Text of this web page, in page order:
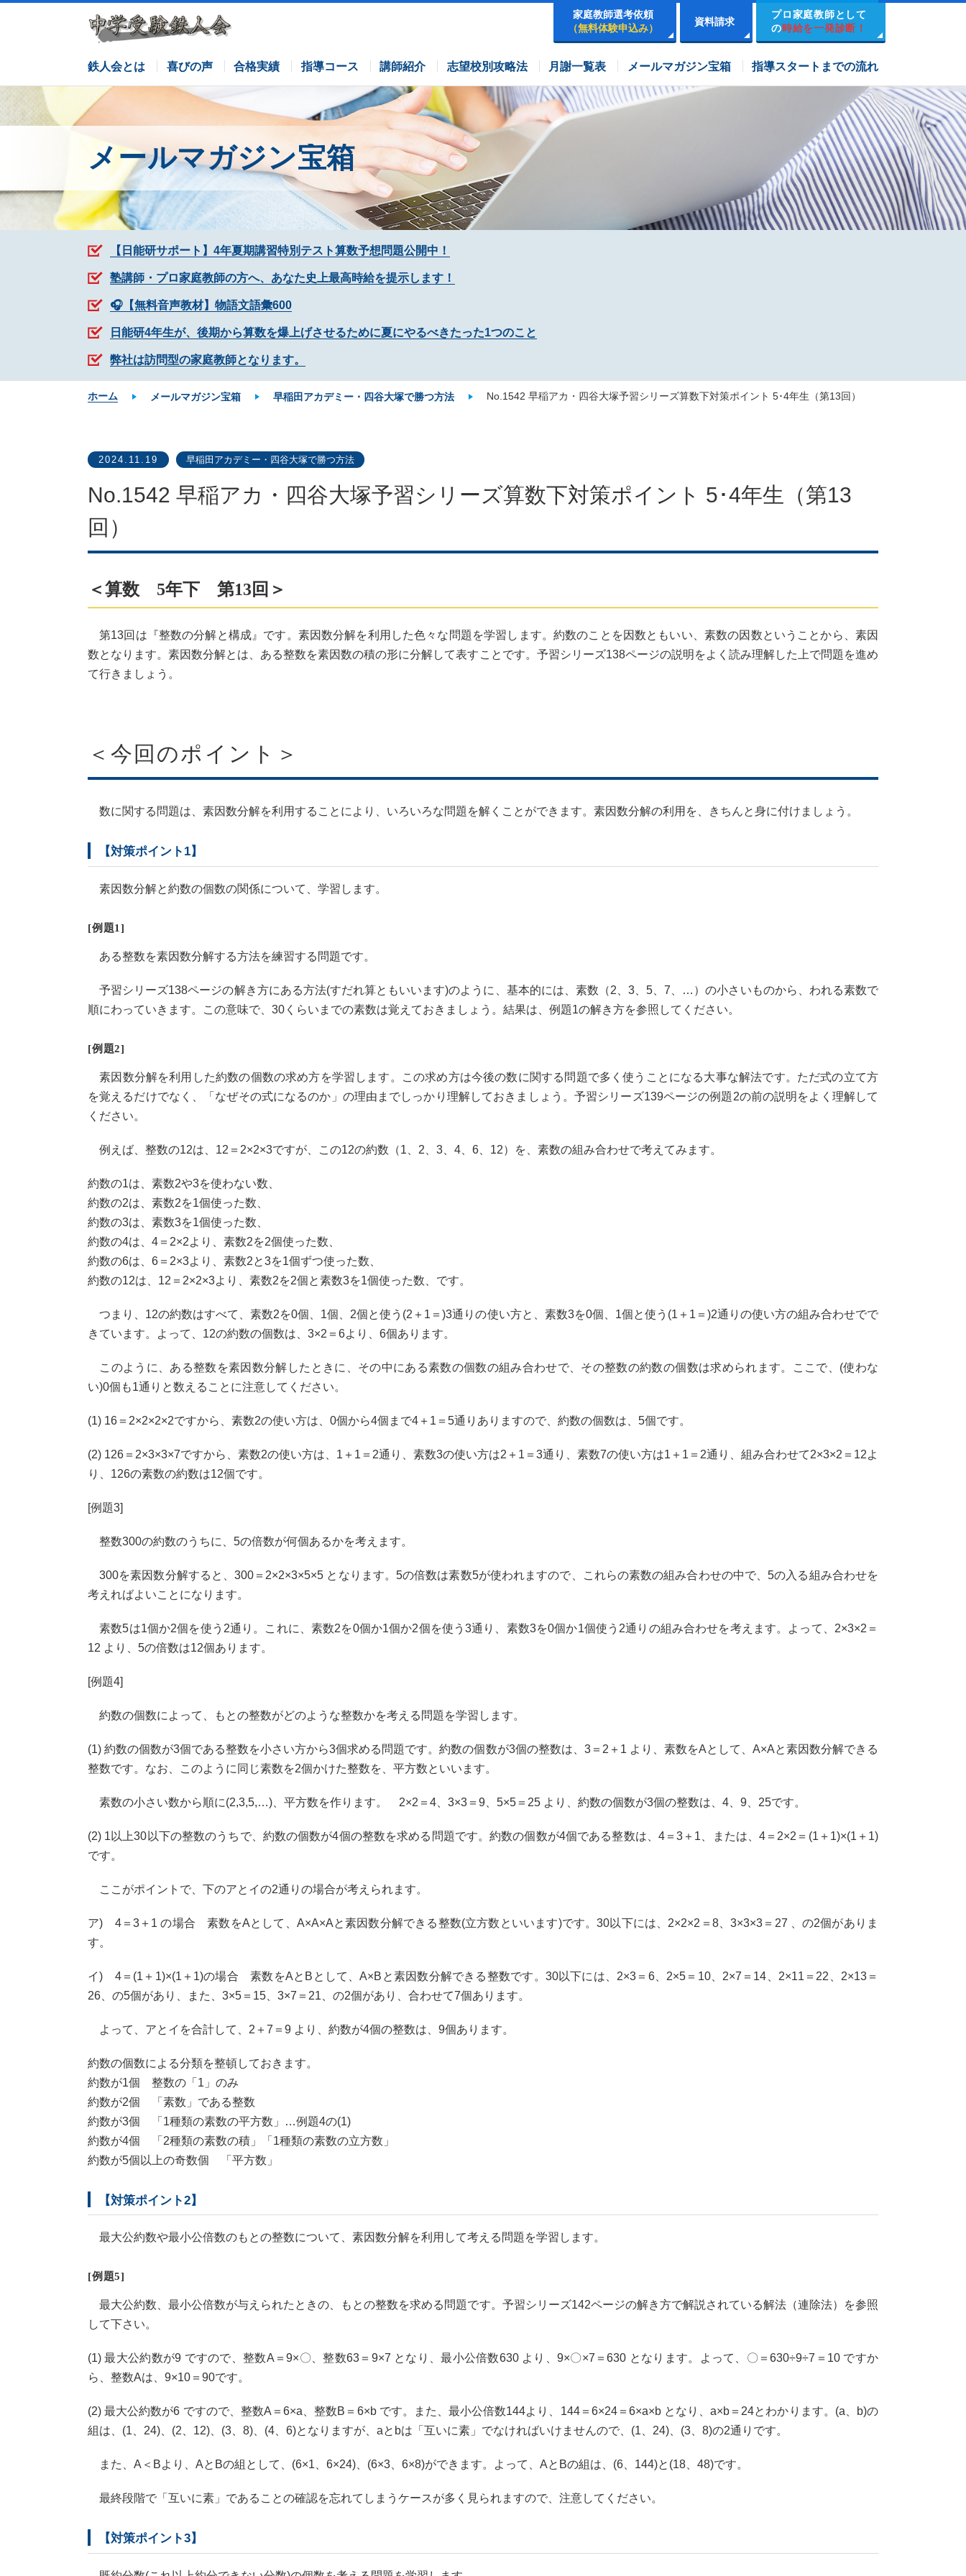
家庭教師選考依頼
（無料体験申込み）
資料請求
プロ家庭教師として
の時給を一発診断！
鉄人会とは 喜びの声 合格実績 指導コース
サピックスコース 四谷大塚コース 市進学院コース
栄光ゼミナールコース 各塾併用コース 講師紹介 志望校別攻略法 月謝一覧表 メールマガジン宝箱 指導スタートまでの流れ
メールマガジン宝箱
【日能研サポート】4年夏期講習特別テスト算数予想問題公開中！
塾講師・プロ家庭教師の方へ、あなた史上最高時給を提示します！
🎧【無料音声教材】物語文語彙600
日能研4年生が、後期から算数を爆上げさせるために夏にやるべきたった1つのこと
弊社は訪問型の家庭教師となります。
ホーム メールマガジン宝箱 早稲田アカデミー・四谷大塚で勝つ方法 No.1542 早稲アカ・四谷大塚予習シリーズ算数下対策ポイント 5･4年生（第13回）
2024.11.19 早稲田アカデミー・四谷大塚で勝つ方法
No.1542 早稲アカ・四谷大塚予習シリーズ算数下対策ポイント 5･4年生（第13
回）
＜算数 5年下 第13回＞
第13回は『整数の分解と構成』です。素因数分解を利用した色々な問題を学習します。約数のことを因数ともいい、素数の因数ということから、素因
数となります。素因数分解とは、ある整数を素因数の積の形に分解して表すことです。予習シリーズ138ページの説明をよく読み理解した上で問題を進め
て行きましょう。
＜今回のポイント＞
数に関する問題は、素因数分解を利用することにより、いろいろな問題を解くことができます。素因数分解の利用を、きちんと身に付けましょう。
【対策ポイント1】
素因数分解と約数の個数の関係について、学習します。
[例題1]
ある整数を素因数分解する方法を練習する問題です。
予習シリーズ138ページの解き方にある方法(すだれ算ともいいます)のように、基本的には、素数（2、3、5、7、…）の小さいものから、われる素数で
順にわっていきます。この意味で、30くらいまでの素数は覚えておきましょう。結果は、例題1の解き方を参照してください。
[例題2]
素因数分解を利用した約数の個数の求め方を学習します。この求め方は今後の数に関する問題で多く使うことになる大事な解法です。ただ式の立て方
を覚えるだけでなく、「なぜその式になるのか」の理由までしっかり理解しておきましょう。予習シリーズ139ページの例題2の前の説明をよく理解して
ください。
例えば、整数の12は、12＝2×2×3ですが、この12の約数（1、2、3、4、6、12）を、素数の組み合わせで考えてみます。
約数の1は、素数2や3を使わない数、
約数の2は、素数2を1個使った数、
約数の3は、素数3を1個使った数、
約数の4は、4＝2×2より、素数2を2個使った数、
約数の6は、6＝2×3より、素数2と3を1個ずつ使った数、
約数の12は、12＝2×2×3より、素数2を2個と素数3を1個使った数、です。
つまり、12の約数はすべて、素数2を0個、1個、2個と使う(2＋1＝)3通りの使い方と、素数3を0個、1個と使う(1＋1＝)2通りの使い方の組み合わせでで
きています。よって、12の約数の個数は、3×2＝6より、6個あります。
このように、ある整数を素因数分解したときに、その中にある素数の個数の組み合わせで、その整数の約数の個数は求められます。ここで、(使わな
い)0個も1通りと数えることに注意してください。
(1) 16＝2×2×2×2ですから、素数2の使い方は、0個から4個まで4＋1＝5通りありますので、約数の個数は、5個です。
(2) 126＝2×3×3×7ですから、素数2の使い方は、1＋1＝2通り、素数3の使い方は2＋1＝3通り、素数7の使い方は1＋1＝2通り、組み合わせて2×3×2＝12よ
り、126の素数の約数は12個です。
[例題3]
整数300の約数のうちに、5の倍数が何個あるかを考えます。
300を素因数分解すると、300＝2×2×3×5×5 となります。5の倍数は素数5が使われますので、これらの素数の組み合わせの中で、5の入る組み合わせを
考えればよいことになります。
素数5は1個か2個を使う2通り。これに、素数2を0個か1個か2個を使う3通り、素数3を0個か1個使う2通りの組み合わせを考えます。よって、2×3×2＝
12 より、5の倍数は12個あります。
[例題4]
約数の個数によって、もとの整数がどのような整数かを考える問題を学習します。
(1) 約数の個数が3個である整数を小さい方から3個求める問題です。約数の個数が3個の整数は、3＝2＋1 より、素数をAとして、A×Aと素因数分解できる
整数です。なお、このように同じ素数を2個かけた整数を、平方数といいます。
素数の小さい数から順に(2,3,5,…)、平方数を作ります。 2×2＝4、3×3＝9、5×5＝25 より、約数の個数が3個の整数は、4、9、25です。
(2) 1以上30以下の整数のうちで、約数の個数が4個の整数を求める問題です。約数の個数が4個である整数は、4＝3＋1、または、4＝2×2＝(1＋1)×(1＋1)
です。
ここがポイントで、下のアとイの2通りの場合が考えられます。
ア) 4＝3＋1 の場合 素数をAとして、A×A×Aと素因数分解できる整数(立方数といいます)です。30以下には、2×2×2＝8、3×3×3＝27 、の2個がありま
す。
イ) 4＝(1＋1)×(1＋1)の場合 素数をAとBとして、A×Bと素因数分解できる整数です。30以下には、2×3＝6、2×5＝10、2×7＝14、2×11＝22、2×13＝
26、の5個があり、また、3×5＝15、3×7＝21、の2個があり、合わせて7個あります。
よって、アとイを合計して、2＋7＝9 より、約数が4個の整数は、9個あります。
約数の個数による分類を整頓しておきます。
約数が1個 整数の「1」のみ
約数が2個 「素数」である整数
約数が3個 「1種類の素数の平方数」…例題4の(1)
約数が4個 「2種類の素数の積」「1種類の素数の立方数」
約数が5個以上の奇数個 「平方数」
【対策ポイント2】
最大公約数や最小公倍数のもとの整数について、素因数分解を利用して考える問題を学習します。
[例題5]
最大公約数、最小公倍数が与えられたときの、もとの整数を求める問題です。予習シリーズ142ページの解き方で解説されている解法（連除法）を参照
して下さい。
(1) 最大公約数が9 ですので、整数A＝9×〇、整数63＝9×7 となり、最小公倍数630 より、9×〇×7＝630 となります。よって、〇＝630÷9÷7＝10 ですか
ら、整数Aは、9×10＝90です。
(2) 最大公約数が6 ですので、整数A＝6×a、整数B＝6×b です。また、最小公倍数144より、144＝6×24＝6×a×b となり、a×b＝24とわかります。(a、b)の
組は、(1、24)、(2、12)、(3、8)、(4、6)となりますが、aとbは「互いに素」でなければいけませんので、(1、24)、(3、8)の2通りです。
また、A＜Bより、AとBの組として、(6×1、6×24)、(6×3、6×8)ができます。よって、AとBの組は、(6、144)と(18、48)です。
最終段階で「互いに素」であることの確認を忘れてしまうケースが多く見られますので、注意してください。
【対策ポイント3】